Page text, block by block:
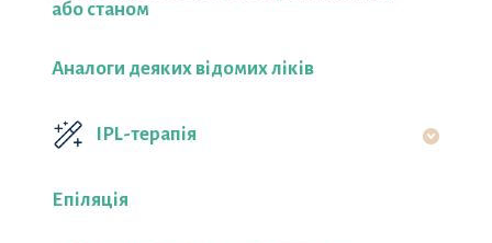
або станом
Аналоги деяких відомих ліків
IPL-терапія
Епіляція